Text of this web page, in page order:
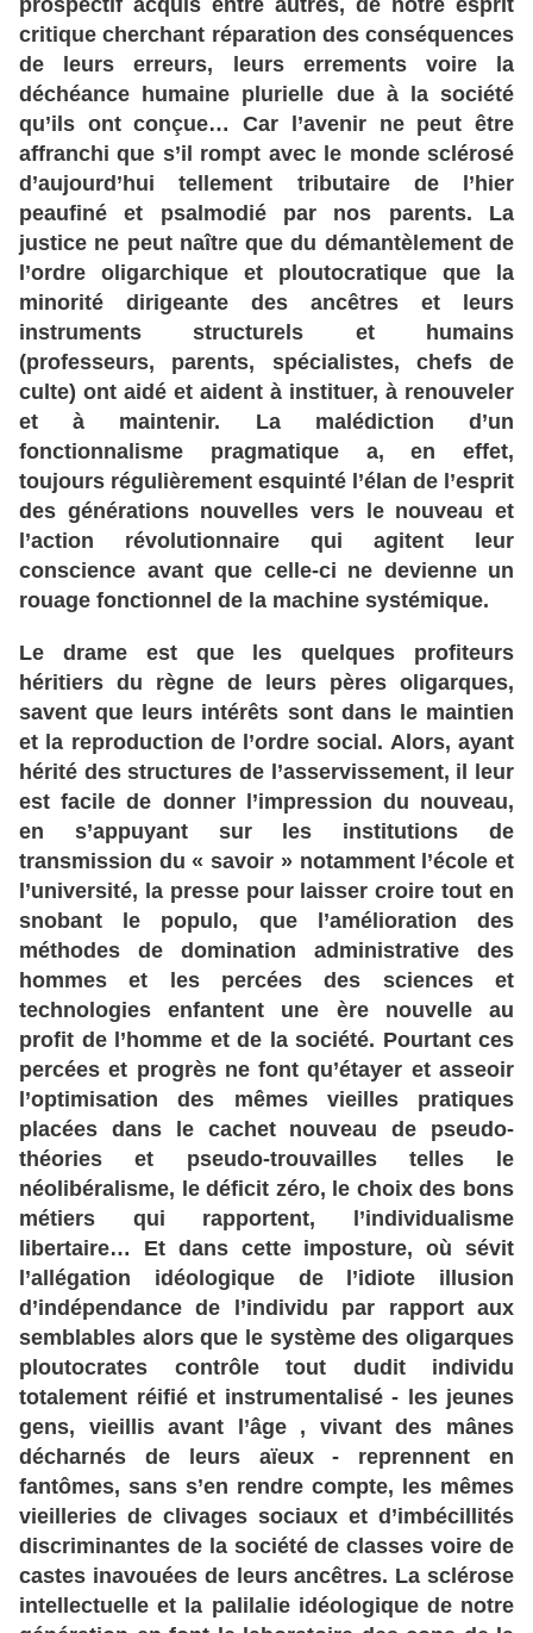
prospectif acquis entre autres, de notre esprit
critique cherchant réparation des conséquences
de
leurs erreurs, leurs errements voire
la
déchéance
humaine plurielle due à la société
qu’ils ont conçue… Car l’avenir ne peut être
affranchi que s’il rompt avec le monde sclérosé
d’aujourd ’hui tellement tributaire de
l’hier
peaufiné
et psalmodié par nos parents. La
justice ne peut naître que du démantèlement de
l’ordre
oligarchique et ploutocratique que
la
minorité
dirigeante des ancêtres et
leurs
instruments
structurels et
humains
(professeurs, parents, spécialistes, chefs
de
culte) ont aidé et aident à instituer, à renouveler
et
à maintenir. La malédiction
d’un
fonctionnalisme
pragmatique a, en effet,
toujours régulièrement esquinté l’élan de l’esprit
des générations nouvelles vers le nouveau et
l’action
révolutionnaire qui agitent
leur
conscience avant que celle-ci ne devienne un
rouage fonctionnel de la machine systémique.
Le drame est que les quelques
profiteurs
héritiers du règne de leurs pères oligarques,
savent que leurs intérêts sont dans le maintien
et la reproduction de l’ordre social . Alors, ayant
hérité des structures de l’asservissement, il
leur
est facile de donner l’impression du nouveau,
en
s’appuyant sur les institutions
de
transmission du « savoir » notamment l’école et
l’université, la presse pour laisser croire tout en
snobant
le populo, que l’amélioration
des
méthodes
de domination administrative
des
hommes
et les percées des sciences
et
technologies
enfantent une ère nouvelle
au
profit de l’homme et de la société. Pourtant ces
percées et progrès ne font qu’étayer et asseoir
l’optimisation
des mêmes vieilles
pratiques
placées dans le cachet nouveau de pseudo-
théories
et pseudo-trouvailles telles
le
néolibéralisme, le déficit zéro, le choix des bons
métiers
qui rapportent, l ’individualisme
libertaire… Et dans cette imposture, où
sévit
l’allégation
idéologique de l’idiote
illusion
d’indépendance de l’individu par rapport aux
semblables alors que le système des oligarques
ploutocrates
contrôle tout dudit
individu
totalement réifié et instrumentalisé - les jeunes
gens, vieillis avant l’âge , vivant des
mânes
décharnés
de leurs aïeux - reprennent
en
fantômes, sans s’en rendre compte, les mêmes
vieilleries de clivages sociaux et d’imbécillités
discriminantes de la société de classes voire de
castes inavouées de leurs ancêtres. La sclérose
intellectuelle et la palilalie idéologique de notre